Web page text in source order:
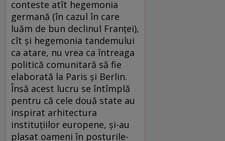
conteste atît hegemonia
germană (în cazul în care
luăm de bun declinul Franţei),
cît şi hegemonia tandemului
ca atare, nu vrea ca întreaga
politică comunitară să fie
elaborată la Paris şi Berlin.
Însă acest lucru se întîmplă
pentru că cele două state au
inspirat arhitectura
instituţiilor europene, şi-au
plasat oameni în posturile-